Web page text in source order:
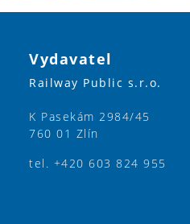
Vydavatel
Railway Public s.r.o.
K Pasekám 2984/45
760 01 Zlín
tel. +420 603 824 955